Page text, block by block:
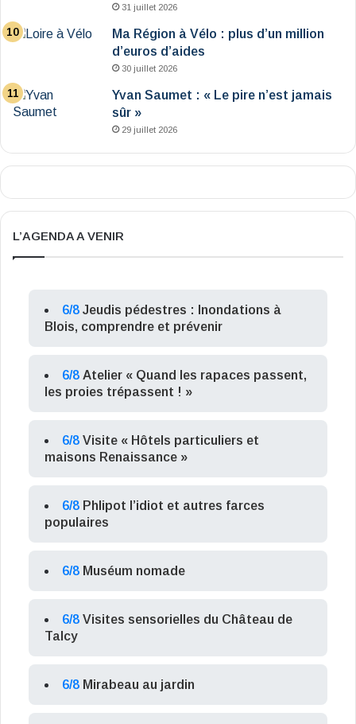
31 juillet 2026
Ma Région à Vélo : plus d’un million
d’euros d’aides
30 juillet 2026
Yvan Saumet : « Le pire n’est jamais
sûr »
29 juillet 2026
L’AGENDA A VENIR
6/8 Jeudis pédestres : Inondations à
Blois, comprendre et prévenir
6/8 Atelier « Quand les rapaces passent,
les proies trépassent ! »
6/8 Visite « Hôtels particuliers et
maisons Renaissance »
6/8 Phlipot l’idiot et autres farces
populaires
6/8 Muséum nomade
6/8 Visites sensorielles du Château de
Talcy
6/8 Mirabeau au jardin